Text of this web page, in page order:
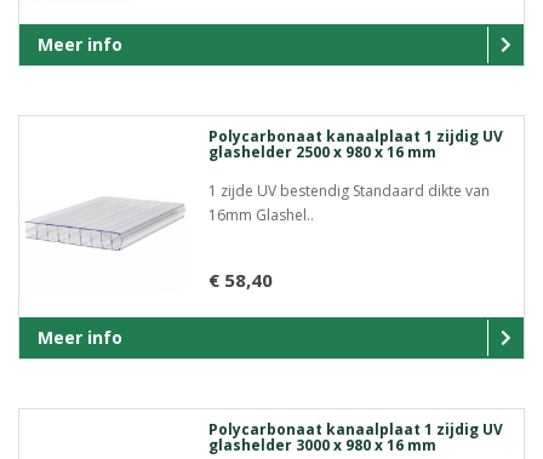
Meer info
Polycarbonaat kanaalplaat 1 zijdig UV
glashelder 2500 x 980 x 16 mm
1 zijde UV bestendig Standaard dikte van
16mm Glashel..
€ 58,40
Meer info
Polycarbonaat kanaalplaat 1 zijdig UV
glashelder 3000 x 980 x 16 mm